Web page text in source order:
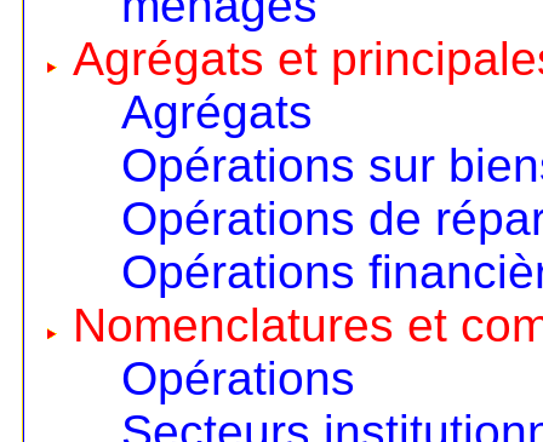
Agrégats et
Agrégats
Opérations sur
Opérations de
Opérations
Nomenclatures et
Opérations